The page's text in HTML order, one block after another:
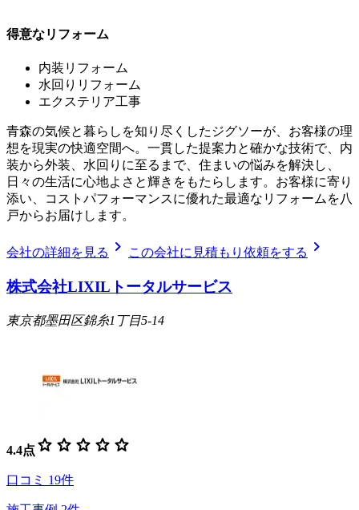
得意なリフォーム
内装リフォーム
水回りリフォーム
エクステリア工事
青森の気候と暮らしを知り尽くしたジグソーが、お客様の理
想を現実の快適空間へ。一貫した提案力と確かな技術で、内
装から外装、水回りに至るまで、住まいの悩みを解決し、
日々の生活に心地よさと輝きをもたらします。お客様に寄り
添い、コストパフォーマンスに優れた最適なリフォームを八
戸からお届けします。
会社の詳細を見る chevron_right この会社に見積もり依頼をする chevron_right
株式会社LIXILトータルサービス
東京都墨田区錦糸1丁目5-14
4.4点 star star star star star
口コミ 19件